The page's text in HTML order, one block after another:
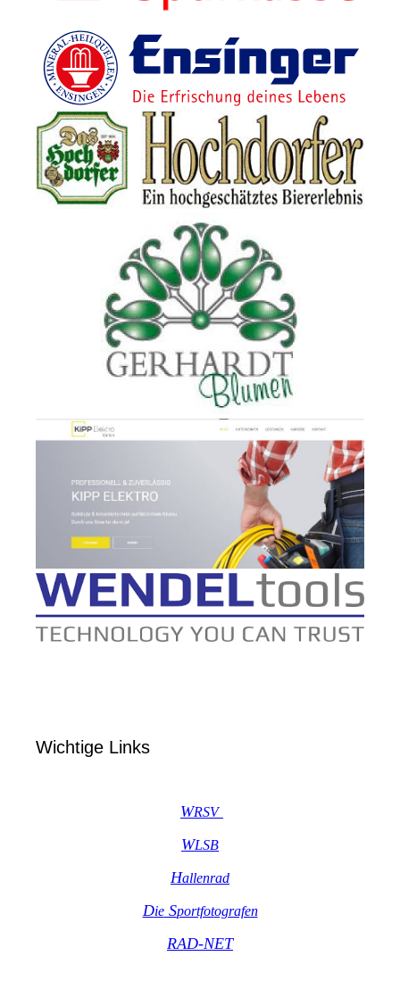
Wichtige Links
WRSV
WLSB
Hallenrad
DieSportfotografen
RAD-NET